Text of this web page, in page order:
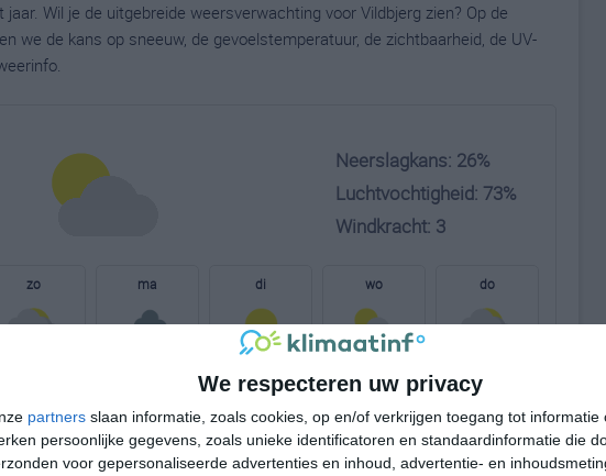
We respecteren uw privacy
partners slaan informatie, zoals cookies, op en/of verkrijgen toegang tot informatie
persoonlijke gegevens, zoals unieke identificatoren en standaardinformatie die
voor gepersonaliseerde advertenties en inhoud, advertentie- en
Wil je de uitgebreide weersverwachting voor Vildbjerg zien? Op de
we de kans op sneeuw, de gevoelstemperatuur, de zichtbaarheid, de UV-
Neerslagkans: 26%
Luchtvochtigheid: 73%
Windkracht: 3
zo ma di wo do
17°C 15°C 12°C 12°C 12°C